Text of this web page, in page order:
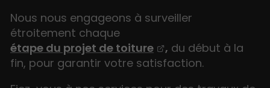
Nous nous engageons à surveiller
étroitement chaque
étape du projet de toiture
, du début à la
fin, pour garantir votre satisfaction.